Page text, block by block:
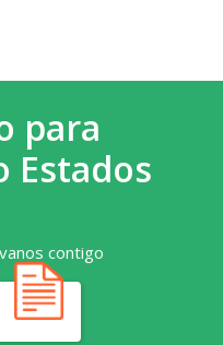
para
Estados
contigo